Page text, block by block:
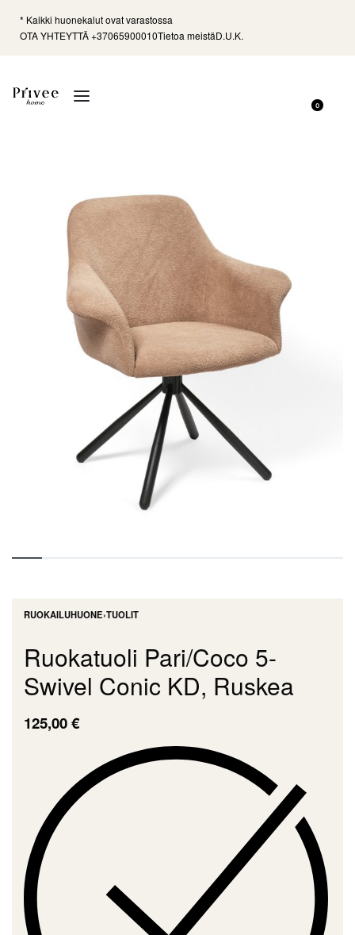
* Kaikki huonekalut ovat varastossa
OTA YHTEYTTÄ +37065900010Tietoa meistäD.U.K.
0
RUOKAILUHUONE›TUOLIT
Ruokatuoli Pari/Coco 5-
Swivel Conic KD, Ruskea
125,00€